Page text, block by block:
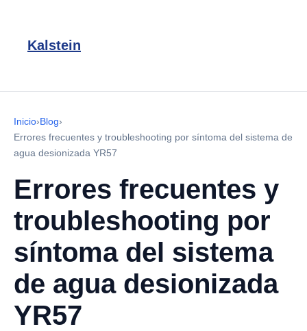
Kalstein
Inicio›Blog›
Errores frecuentes y troubleshooting por síntoma del sistema de
agua desionizada YR57
Errores frecuentes y
troubleshooting por
síntoma del sistema
de agua desionizada
YR57